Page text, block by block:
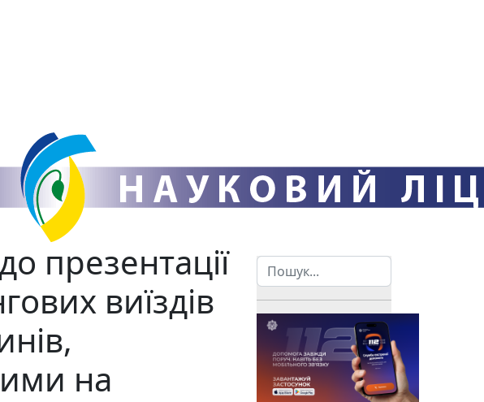
презентації
виїздів
на
Пошук